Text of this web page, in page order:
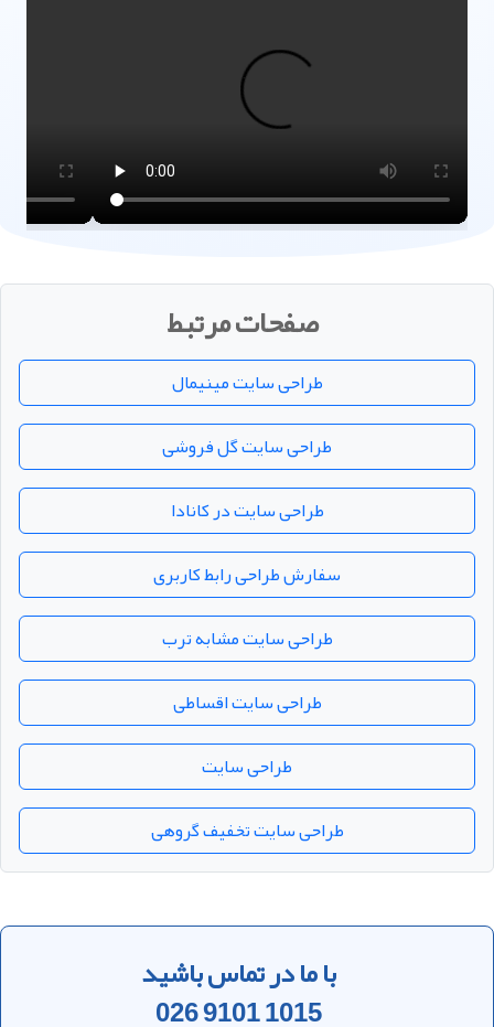
صفحات مرتبط
طراحی سایت مینیمال
طراحی سایت گل فروشی
طراحی سایت در کانادا
سفارش طراحی رابط کاربری
طراحی سایت مشابه ترب
طراحی سایت اقساطی
طراحی سایت
طراحی سایت تخفیف گروهی
با ما در تماس باشید
026 9101 1015